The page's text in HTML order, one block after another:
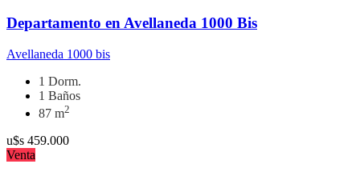
Departamento en Avellaneda 1000 Bis
Avellaneda 1000 bis
1 Dorm.
1 Baños
87 m2
u$s 459.000
Venta